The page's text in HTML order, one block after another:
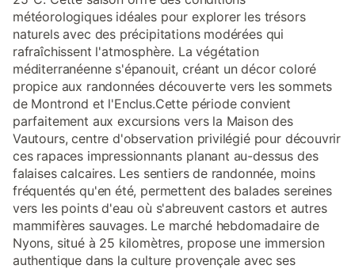
météorologiques idéales pour explorer les trésors
naturels avec des précipitations modérées qui
rafraîchissent l'atmosphère. La végétation
méditerranéenne s'épanouit, créant un décor coloré
propice aux randonnées découverte vers les sommets
de Montrond et l'Enclus.Cette période convient
parfaitement aux excursions vers la Maison des
Vautours, centre d'observation privilégié pour découvrir
ces rapaces impressionnants planant au-dessus des
falaises calcaires. Les sentiers de randonnée, moins
fréquentés qu'en été, permettent des balades sereines
vers les points d'eau où s'abreuvent castors et autres
mammifères sauvages. Le marché hebdomadaire de
Nyons, situé à 25 kilomètres, propose une immersion
authentique dans la culture provençale avec ses